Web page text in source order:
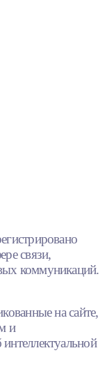
связи,
коммуникаций.
на сайте,
и